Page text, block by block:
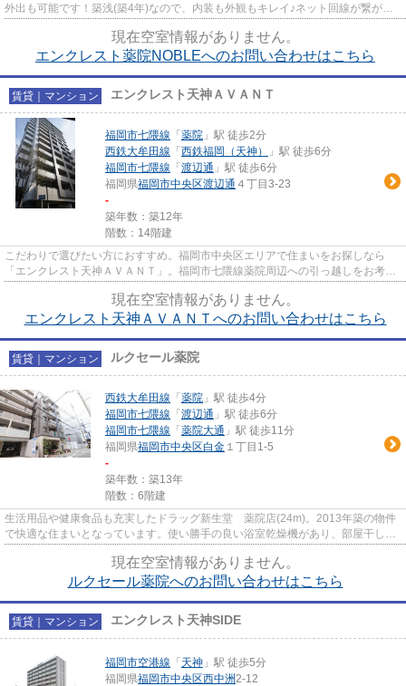
外出も可能です！築浅(築4年)なので、内装も外観もキレイ♪ネット回線が繋がっ
ているので調べものがしやす...
現在空室情報がありません。
エンクレスト薬院NOBLEへのお問い合わせはこちら
賃貸｜マンション エンクレスト天神ＡＶＡＮＴ
福岡市七隈線 「薬院 」駅 徒歩2分
西鉄大牟田線 「西鉄福岡（天神）
」駅 徒歩6分
福岡市七隈線 「渡辺通 」駅 徒歩6分
福岡県福岡市中央区渡辺通 ４丁目3-23
-
築年数：築12年
階数：14階建
こだわりで選びたい方におすすめ。福岡市中央区エリアで住まいをお探しなら
「エンクレスト天神ＡＶＡＮＴ」。福岡市七隈線薬院周辺への引っ越しをお考え
なら「エンクレスト天神ＡＶＡ...
現在空室情報がありません。
エンクレスト天神ＡＶＡＮＴへのお問い合わせはこちら
賃貸｜マンション ルクセール薬院
西鉄大牟田線 「薬院 」駅 徒歩4分
福岡市七隈線 「渡辺通 」駅 徒歩6分
福岡市七隈線 「薬院大通 」駅 徒歩11分
福岡県福岡市中央区白金 １丁目1-5
-
築年数：築13年
階数：6階建
生活用品や健康食品も充実したドラッグ新生堂 薬院店(24m)。2013年築の物件
で快適な住まいとなっています。使い勝手の良い浴室乾燥機があり、部屋干しを
せずに室内を広く保てます。ニ...
現在空室情報がありません。
ルクセール薬院へのお問い合わせはこちら
賃貸｜マンション エンクレスト天神SIDE
福岡市空港線 「天神 」駅 徒歩5分
福岡県福岡市中央区西中洲 2-12